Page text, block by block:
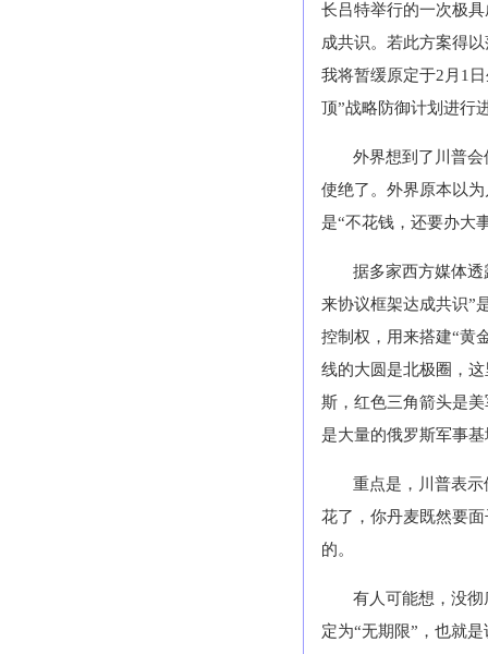
长吕特举行的一次极
成共识。若此方案得
我将暂缓原定于2月1
顶”战略防御计划进行
外界想到了川普会
使绝了。外界原本以
是“不花钱，还要办大
据多家西方媒体
来协议框架达成共识”
控制权，用来搭建“黄
线的大圆是北极圈，
斯，红色三角箭头是
是大量的俄罗斯军事
重点是，川普表
花了，你丹麦既然要
的。
有人可能想，没
定为“无期限”，也就